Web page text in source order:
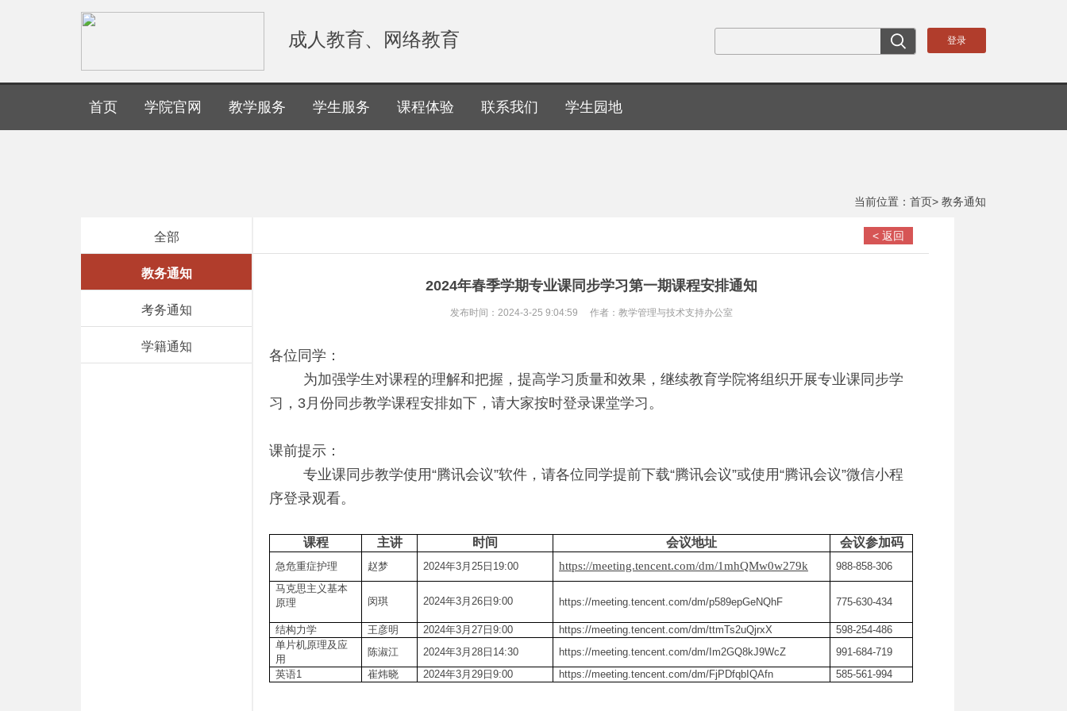
成人教育、网络教育
首页 学院官网 教学服务 学生服务 课程体验 联系我们 学生园地
当前位置：首页> 教务通知
全部
教务通知
考务通知
学籍通知
< 返回
2024年春季学期专业课同步学习第一期课程安排通知
发布时间：2024-3-25 9:04:59 作者：教学管理与技术支持办公室
各位同学：
为加强学生对课程的理解和把握，提高学习质量和效果，继续教育学院将组织开展专业课同步学
习， 3月份同步教学课程安排如下，请大家按时登录课堂学习。
课前提示：
专业课同步教学使用“腾讯会议”软件，请各位同学提前下载“腾讯会议”或使用“腾讯会议”微信小程
序登录观看。
课程 主讲 时间 会议地址 会议参加码
急危重症护理 赵梦 2024年3月25日19:00 https://meeting.tencent.com/dm/1mhQMw0w279k
988-858-306
马克思主义基本
原理
闵琪 2024年3月26日9:00 https://meeting.tencent.com/dm/p589epGeNQhF 775-630-434
结构力学 王彦明 2024年3月27日9:00 https://meeting.tencent.com/dm/ttmTs2uQjrxX
598-254-486
单片机原理及应
用
陈淑江 2024年3月28日14:30 https://meeting.tencent.com/dm/Im2GQ8kJ9WcZ
991-684-719
英语1
崔炜晓 2024年3月29日9:00 https://meeting.tencent.com/dm/FjPDfqbIQAfn 585-561-994